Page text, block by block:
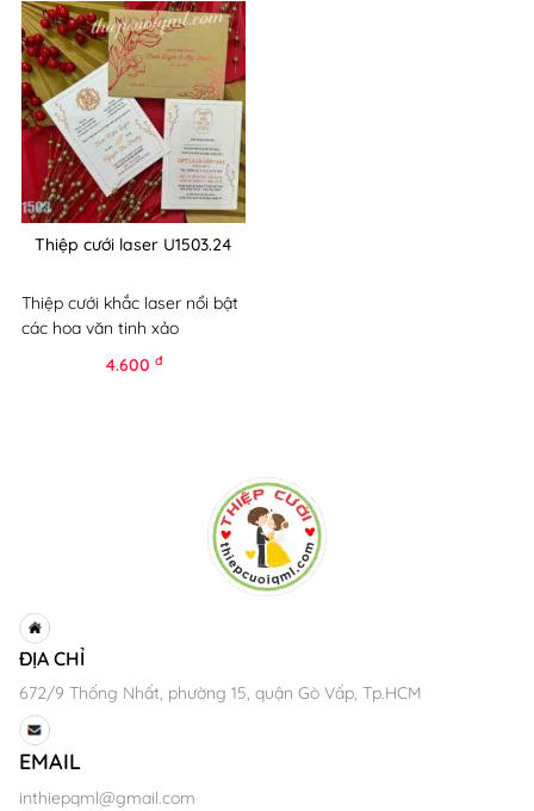
Thiệp cưới laser U1503.24
Thiệp cưới khắc laser nổi bật
các hoa văn tinh xảo
4.600 đ
ĐỊA CHỈ
672/9 Thống Nhất, phường 15, quận Gò Vấp, Tp.HCM
EMAIL
inthiepqml@gmail.com